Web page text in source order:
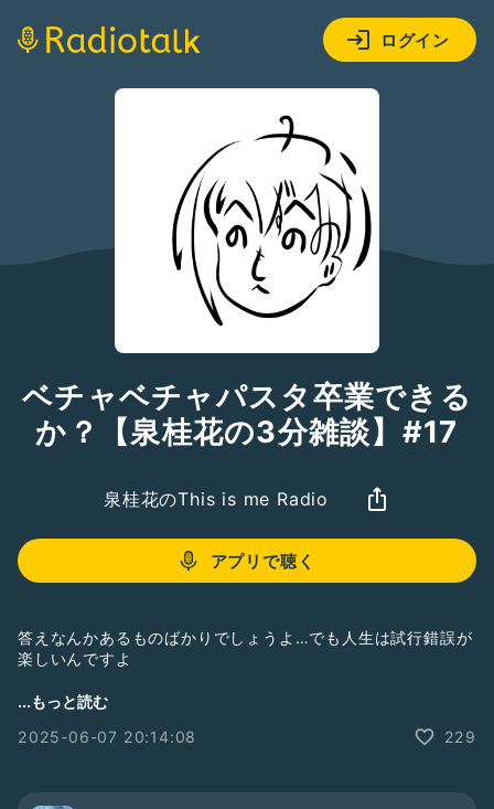
ログイン
ベチャベチャパスタ卒業できる
か？【泉桂花の3分雑談】#17
泉桂花のThis is me Radio
アプリで聴く
答えなんかあるものばかりでしょうよ…でも人生は試行錯誤が
楽しいんですよ
#泉桂花の3分雑談
...もっと読む
2025-06-07 20:14:08
229